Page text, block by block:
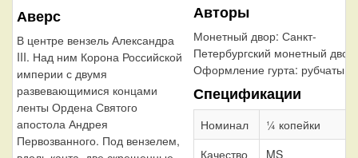
Аверс
В центре вензель Александра
III. Над ним Корона Российской
империи с двумя
развевающимися концами
ленты Ордена Святого
апостола Андрея
Первозванного. Под вензелем,
Авторы
Монетный двор: Санкт-
Петербургский монетный двор
Оформление гурта: рубчатый
Спецификации
Номинал
¼ копейки
Качество
MS